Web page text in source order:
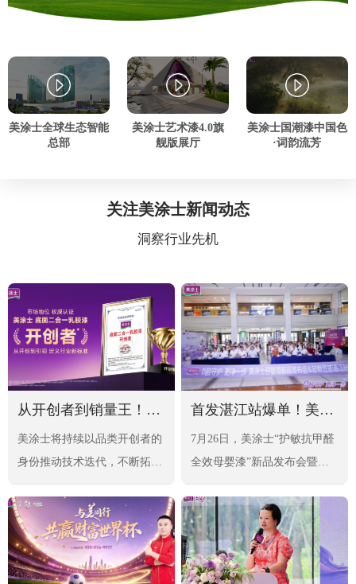
美涂士全球生态智能
总部
美涂士艺术漆4.0旗
舰版展厅
美涂士国潮漆中国色
·词韵流芳
关注美涂士新闻动态
洞察行业先机
从开创者到销量王！美涂士底面二合一乳胶漆全渠道遥遥领先！
美涂士将持续以品类开创者的
身份推动技术迭代，不断拓宽
产品的性能边界与应用场景，
以更高效、更高品质的墙面解
决方案守护每个家庭，践行
“让家更美” 的品牌初心。
首发湛江站爆单！美涂士新品母婴漆震撼发布
7月26日，美涂士“护敏抗甲醛
全效母婴漆”新品发布会暨总
裁签售会在湛江盛大举行。行
业协会、媒体代表、设计机
构、全国经销商代表、合作伙
伴，以及众多湛江当地业主与
消费者齐聚现场，共同见证这